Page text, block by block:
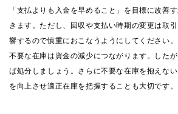
「支払よりも入金を早めること」を目標に改善
きます。ただし、回収や支払い時期の変更は取
響するので慎重におこなうようにしてください。
不要な在庫は資金の減少につながります。した
ば処分しましょう。さらに不要な在庫を抱えな
を向上させ適正在庫を把握することも大切です。